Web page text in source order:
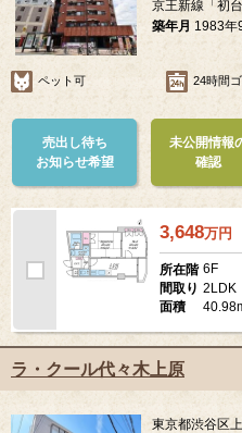
京王新線「初
築年月 1983年
ペット可 24時間
売出し待ち
お知らせ希望
未公開情報
確認
3,648万円
所在階 6F
間取り 2LDK
面積
ラ・クール代々木上原
東京都渋谷区